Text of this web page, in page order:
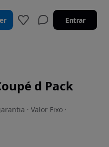
Entrar
d Pack
· Valor Fixo ·